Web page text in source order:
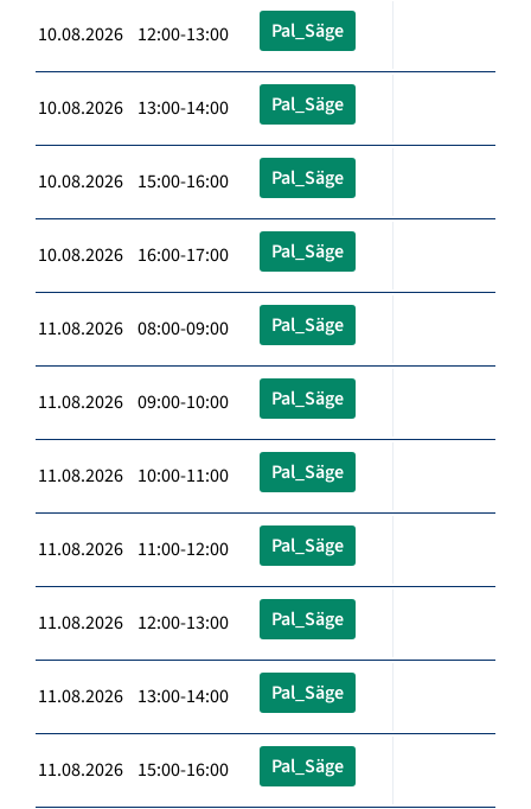
10.08.2026 12:00-13:00 Pal_Säge
10.08.2026 13:00-14:00 Pal_Säge
10.08.2026 15:00-16:00 Pal_Säge
10.08.2026 16:00-17:00 Pal_Säge
11.08.2026 08:00-09:00 Pal_Säge
11.08.2026 09:00-10:00 Pal_Säge
11.08.2026 10:00-11:00 Pal_Säge
11.08.2026 11:00-12:00 Pal_Säge
11.08.2026 12:00-13:00 Pal_Säge
11.08.2026 13:00-14:00 Pal_Säge
11.08.2026 15:00-16:00 Pal_Säge